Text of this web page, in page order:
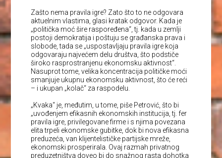
Zašto nema pravila igre? Zato što to ne odgovara
aktuelnim vlastima, glasi kratak odgovor. Kada je
„politička moć šire raspoređena“, tj. kada u zemlji
postoji demokratija i poštuju se građanska prava i
slobode, tada se „uspostavljaju pravila igre koja
odgovaraju najvećem delu društva, što podstiče
široko rasprostranjenu ekonomsku aktivnost“.
Nasuprot tome, velika koncentracija političke moći
smanjuje ukupnu ekonomsku aktivnost, što će reći
– i ukupan „kolač“ za raspodelu.
„Kvaka“ je, međutim, u tome, piše Petrović, što bi
„uvođenjem efikasnih ekonomskih institucija, tj. fer
pravila igre, privilegovane firme i s njima povezana
elita trpeli ekonomske gubitke, dok bi nova efikasna
preduzeća, van klijentelističke partijske mreže,
ekonomski prosperirala. Ovaj razmah privatnog
preduzetništva doveo bi do snažnog rasta dohotka